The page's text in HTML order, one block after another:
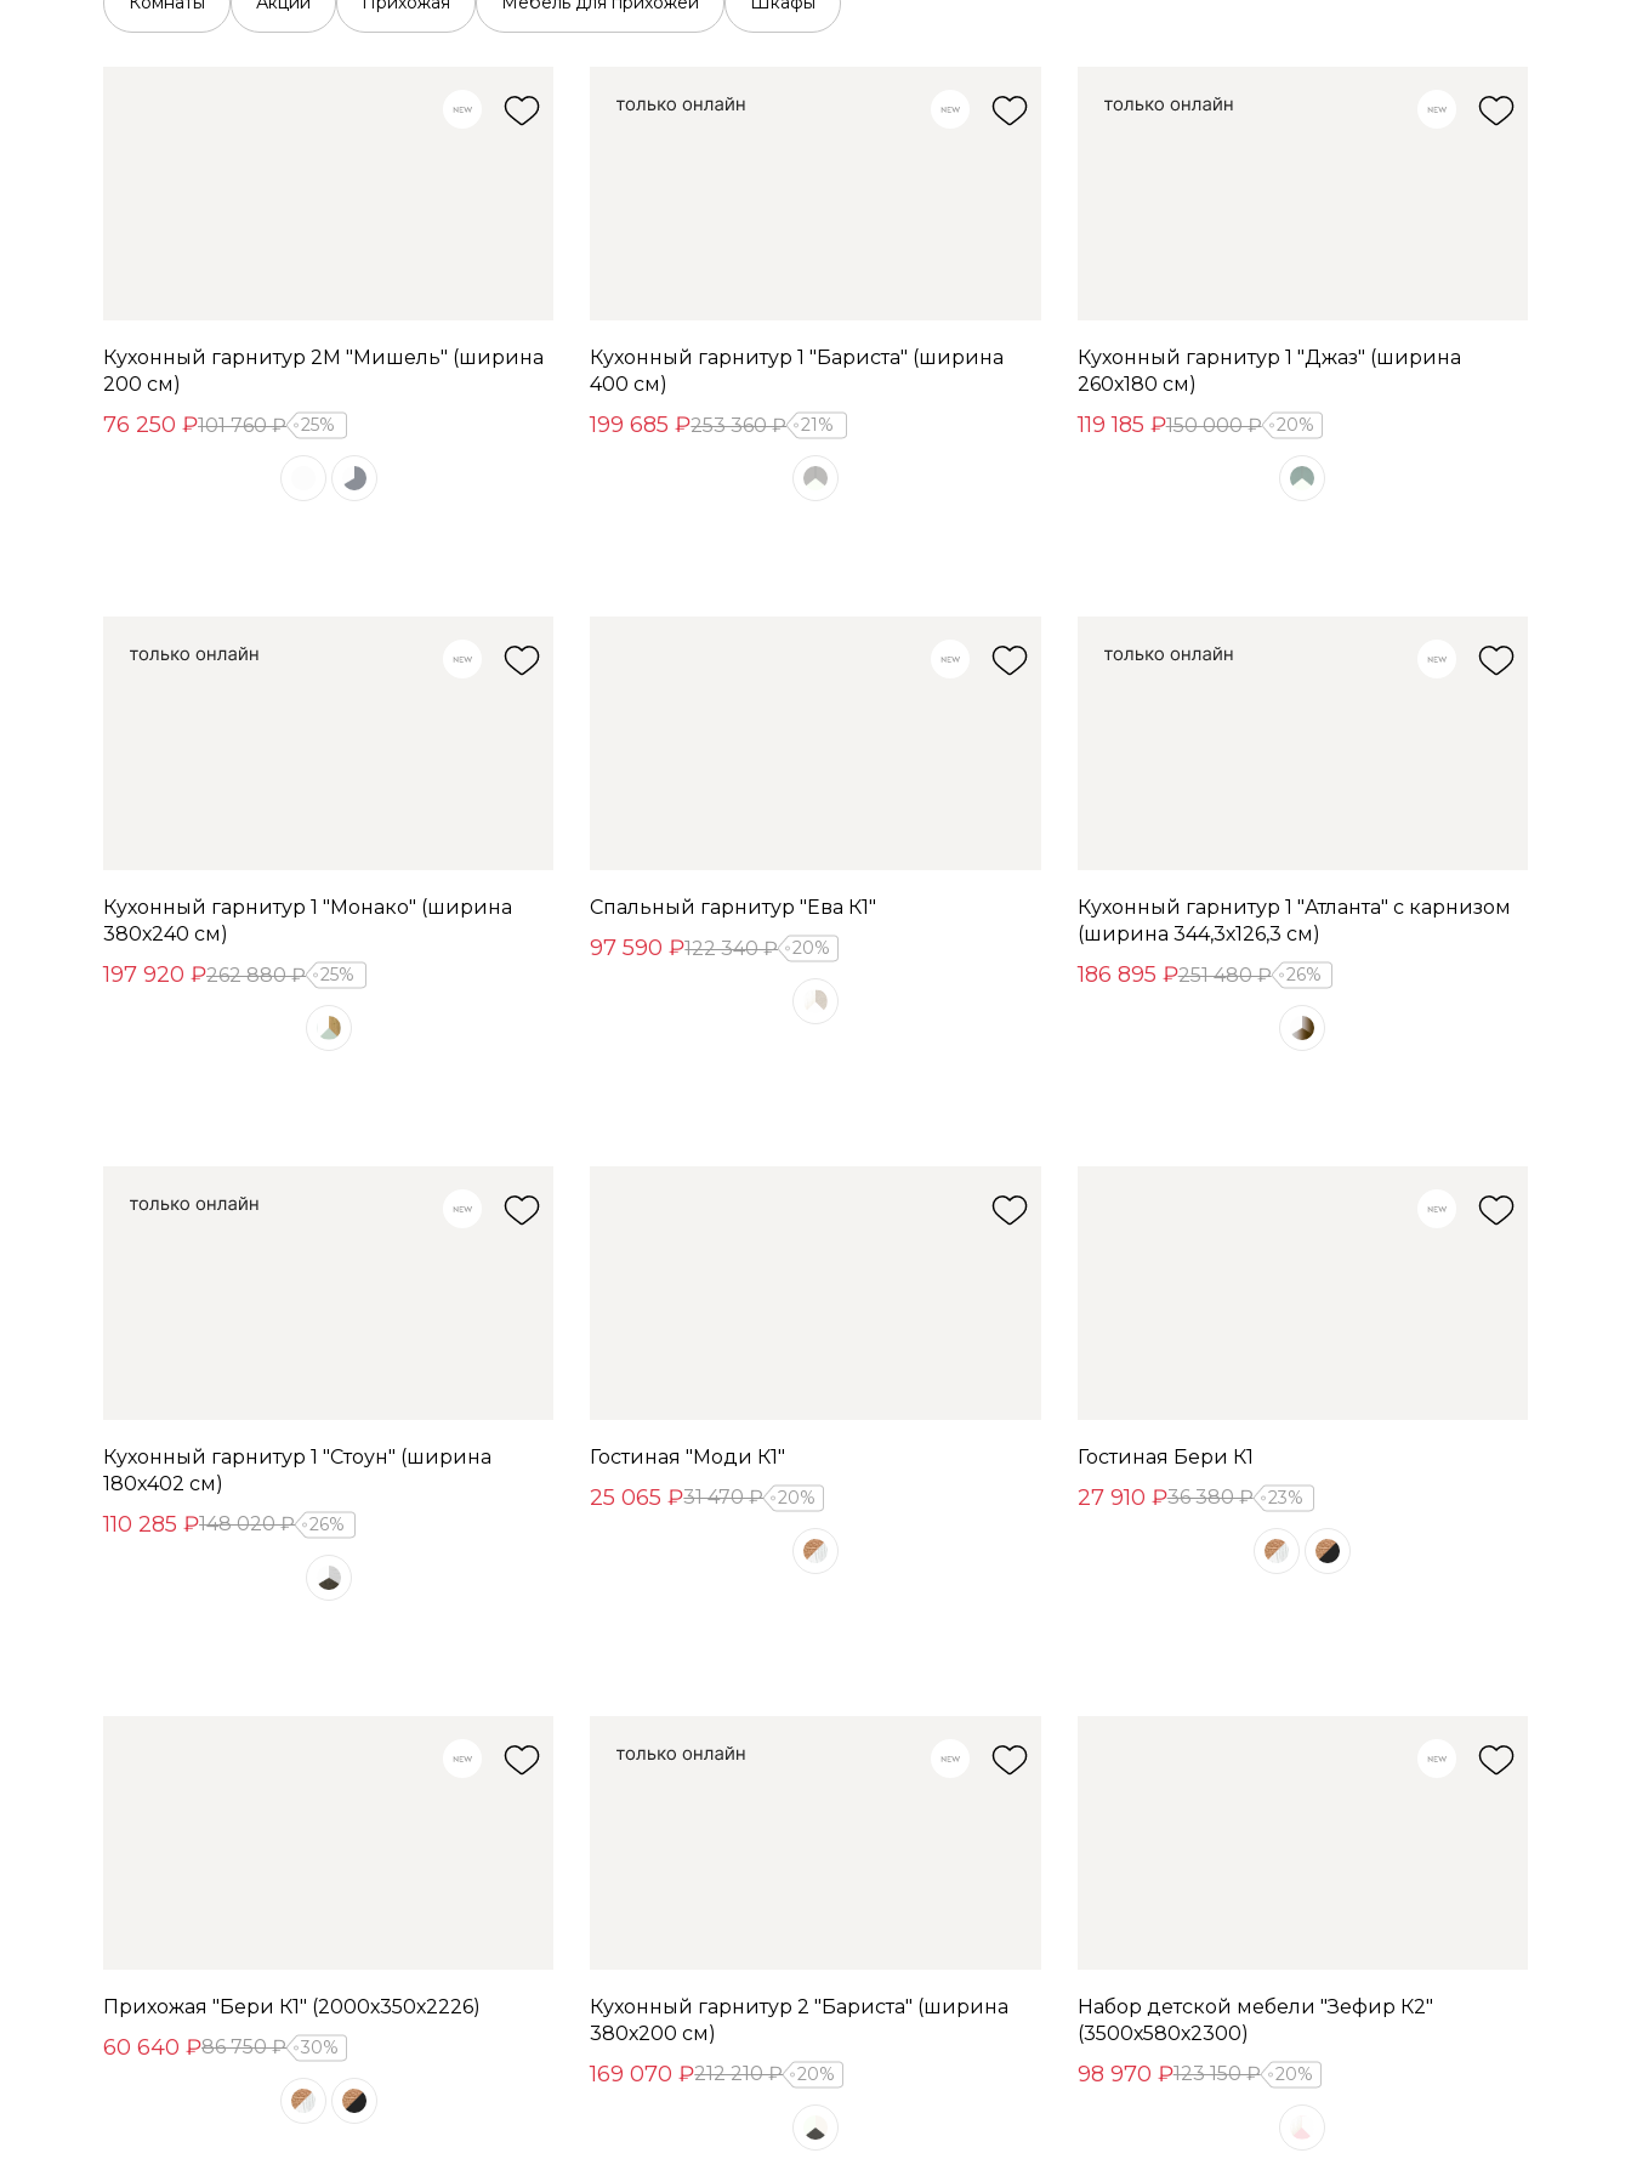
Кухонный гарнитур 2М "Мишель" (ширина
200 см)
76 250 ₽101 760 ₽ 25%
Кухонный гарнитур 1 "Бариста" (ширина
400 см)
199 685 ₽253 360 ₽ 21%
Кухонный гарнитур 1 "Джаз" (ширина
260х180 см)
119 185 ₽150 000 ₽ 20%
Кухонный гарнитур 1 "Монако" (ширина
380х240 см)
197 920 ₽262 880 ₽ 25%
Спальный гарнитур "Ева К1"
97 590 ₽122 340 ₽ 20%
Кухонный гарнитур 1 "Атланта" с карнизом
(ширина 344,3х126,3 см)
186 895 ₽251 480 ₽ 26%
Кухонный гарнитур 1 "Стоун" (ширина
180х402 см)
110 285 ₽148 020 ₽ 26%
Гостиная "Моди К1"
25 065 ₽31 470 ₽ 20%
Гостиная Бери К1
27 910 ₽36 380 ₽ 23%
Прихожая "Бери К1" (2000х350х2226)
60 640 ₽86 750 ₽ 30%
Кухонный гарнитур 2 "Бариста" (ширина
380х200 см)
169 070 ₽212 210 ₽ 20%
Набор детской мебели "Зефир К2"
(3500х580х2300)
98 970 ₽123 150 ₽ 20%